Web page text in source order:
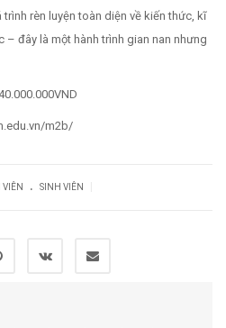
rèn luyện toàn diện về kiến thức, kĩ
– đây là một hành trình gian nan nhưng
m2b/
. SINH VIÊN